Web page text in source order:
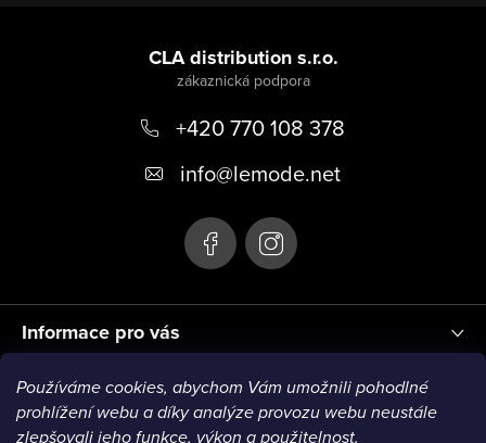
Používáme cookies, abychom Vám umožnili pohodlné
prohlížení webu a díky analýze provozu webu neustále
zlepšovali jeho funkce, výkon a použitelnost.
Informace pro vás
CLA distribution s.r.o.
+420 770 108 378
info@lemode.net
Blog